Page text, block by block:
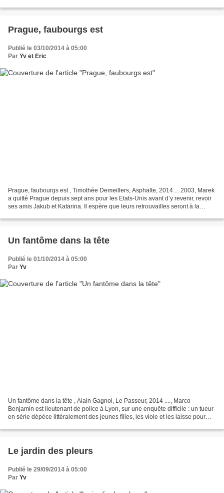
Prague, faubourgs est
Publié le 03/10/2014 à 05:00
Par Yv et Eric
Prague, faubourgs est , Timothée Demeillers, Asphalte, 2014 ... 2003, Marek
a quitté Prague depuis sept ans pour les Etats-Unis avant d’y revenir, revoir
ses amis Jakub et Katarina. Il espère que leurs retrouvailles seront à la
Un fantôme dans la tête
Publié le 01/10/2014 à 05:00
Par Yv
Un fantôme dans la tête , Alain Gagnol, Le Passeur, 2014 ...., Marco
Benjamin est lieutenant de police à Lyon, sur une enquête difficile : un tueur
en série dépèce littéralement des jeunes filles, les viole et les laisse pour
Le jardin des pleurs
Publié le 29/09/2014 à 05:00
Par Yv